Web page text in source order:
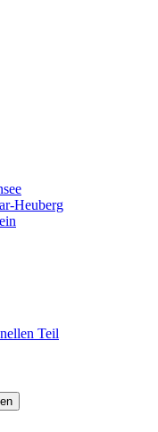
Heuberg
Teil